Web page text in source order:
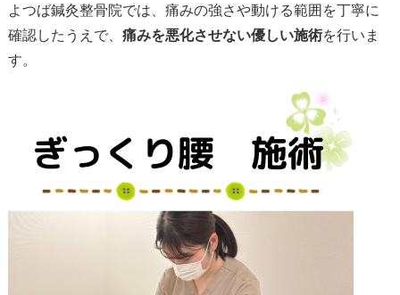
よつば鍼灸整骨院では、痛みの強さや動ける範囲を丁寧に
確認したうえで、 痛みを悪化させない優しい施術を行いま
す。